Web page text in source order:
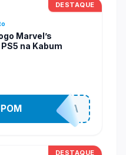
DESTAQUE
Marvel’s
na Kabum
COMPRAJA
DESTAQUE